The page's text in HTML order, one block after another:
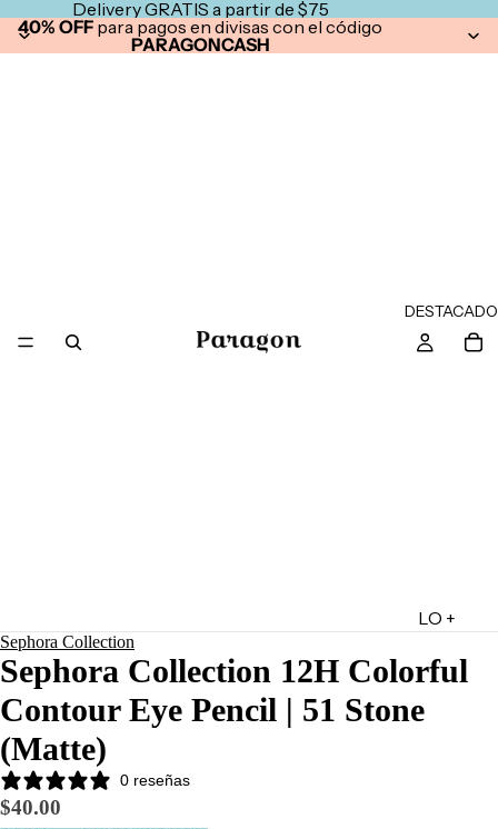
Delivery GRATIS a partir de $75
40% OFF para pagos en divisas con el código
PARAGONCASH
DESTACADO
LO +
CADO
Lo +
Sephora Collection
Sephora Collection 12H Colorful
Contour Eye Pencil | 51 Stone
(Matte)
0 reseñas
$40.00